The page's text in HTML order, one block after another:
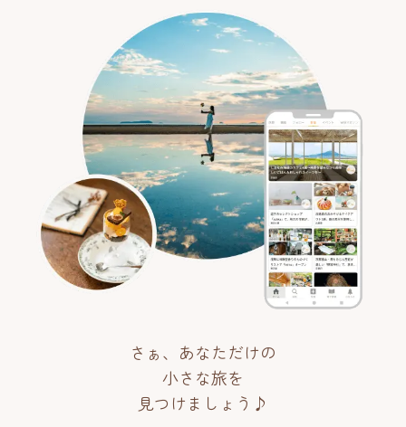
さぁ、あなただけの
小さな旅を
見つけましょう♪